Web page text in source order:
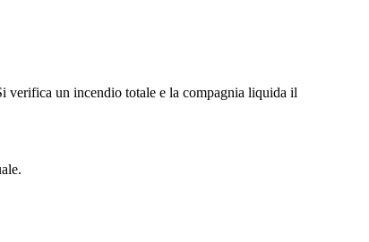
verifica un incendio totale e la compagnia liquida il